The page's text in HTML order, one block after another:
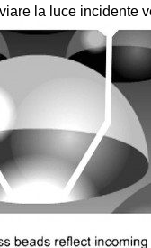
la luce incidente